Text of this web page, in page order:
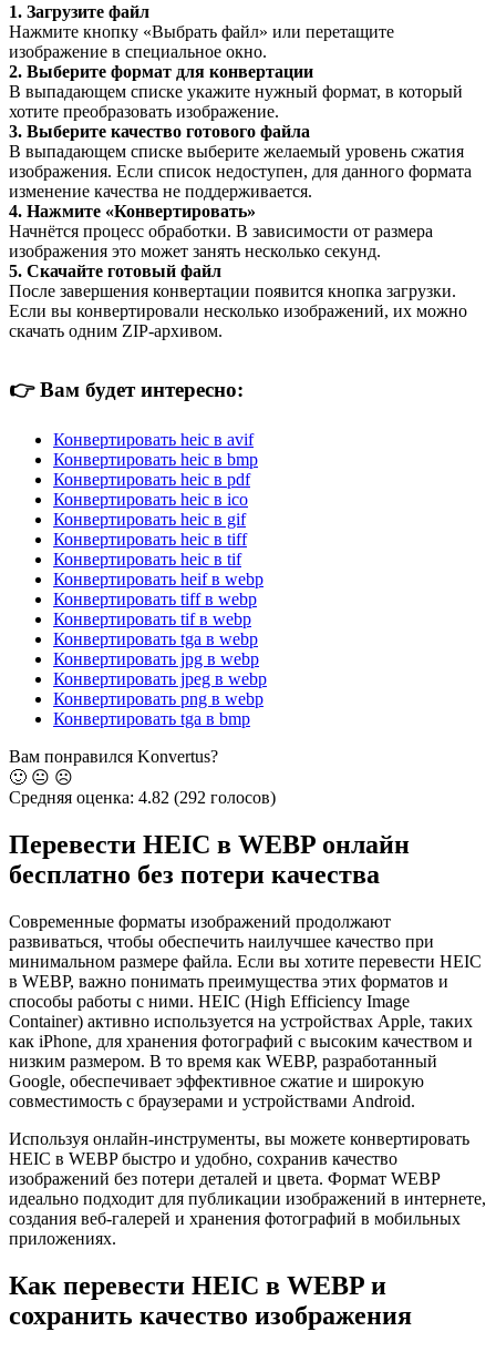
1. Загрузите файл
Нажмите кнопку «Выбрать файл» или перетащите
изображение в специальное окно.
2. Выберите формат для конвертации
В выпадающем списке укажите нужный формат, в который
хотите преобразовать изображение.
3. Выберите качество готового файла
В выпадающем списке выберите желаемый уровень сжатия
изображения. Если список недоступен, для данного формата
изменение качества не поддерживается.
4. Нажмите «Конвертировать»
Начнётся процесс обработки. В зависимости от размера
изображения это может занять несколько секунд.
5. Скачайте готовый файл
После завершения конвертации появится кнопка загрузки.
Если вы конвертировали несколько изображений, их можно
скачать одним ZIP-архивом.
👉Вам будет интересно:
Конвертировать heic в avif
Конвертировать heic в bmp
Конвертировать heic в pdf
Конвертировать heic в ico
Конвертировать heic в gif
Конвертировать heic в tiff
Конвертировать heic в tif
Конвертировать heif в webp
Конвертировать tiff в webp
Конвертировать tif в webp
Конвертировать tga в webp
Конвертировать jpg в webp
Конвертировать jpeg в webp
Конвертировать png в webp
Конвертировать tga в bmp
Вам понравился Konvertus?
🙂 😐 ☹️
Средняя оценка: 4.82 (292 голосов)
Перевести HEIC в WEBP онлайн
бесплатно без потери качества
Современные форматы изображений продолжают
развиваться, чтобы обеспечить наилучшее качество при
минимальном размере файла. Если вы хотите перевести HEIC
в WEBP, важно понимать преимущества этих форматов и
способы работы с ними. HEIC (High Efficiency Image
Container) активно используется на устройствах Apple, таких
как iPhone, для хранения фотографий с высоким качеством и
низким размером. В то время как WEBP, разработанный
Google, обеспечивает эффективное сжатие и широкую
совместимость с браузерами и устройствами Android.
Используя онлайн-инструменты, вы можете конвертировать
HEIC в WEBP быстро и удобно, сохранив качество
изображений без потери деталей и цвета. Формат WEBP
идеально подходит для публикации изображений в интернете,
создания веб-галерей и хранения фотографий в мобильных
приложениях.
Как перевести HEIC в WEBP и
сохранить качество изображения